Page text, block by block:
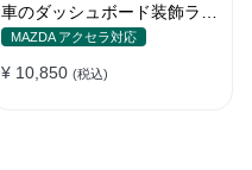
車のダッシュボード装飾ライ
ンストーン 樹脂 光沢 カップ
ュボードアクセサリー
MAZDA アクセラ対応
¥ 10,850 (税込)